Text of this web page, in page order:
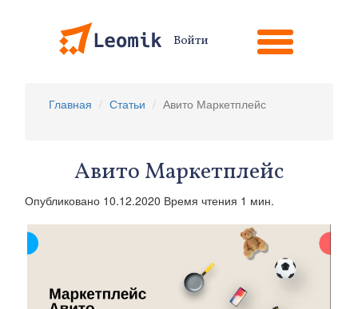
Войти
Главная Статьи Авито Маркетплейс
Авито Маркетплейс
Опубликовано 10.12.2020 Время чтения 1 мин.